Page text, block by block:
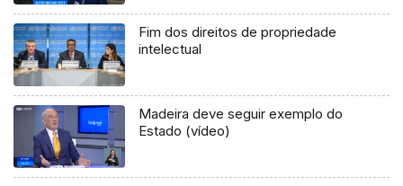
Fim dos direitos de propriedade
intelectual
Madeira deve seguir exemplo do
Estado (vídeo)